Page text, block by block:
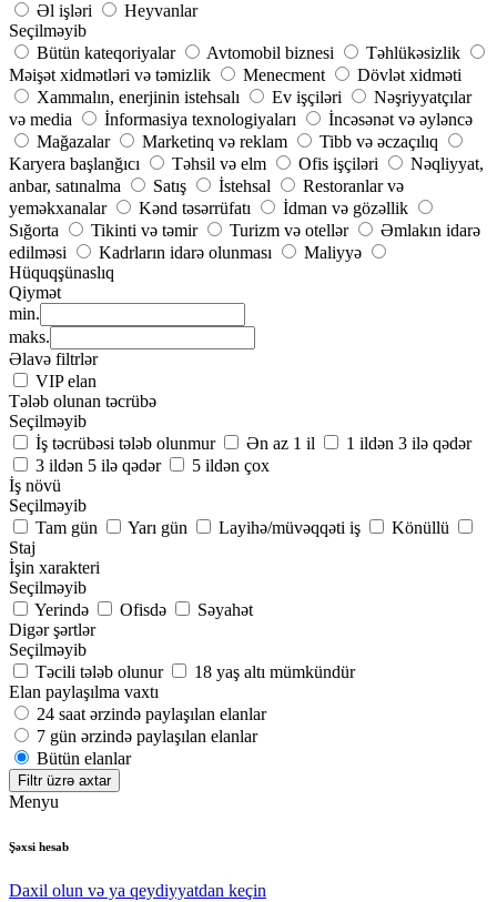
Əl işləri
Heyvanlar
Seçilməyib
Bütün kateqoriyalar
Avtomobil biznesi
Təhlükəsizlik
Məişət xidmətləri və təmizlik
Menecment
Dövlət xidməti
Xammalın, enerjinin istehsalı
Ev işçiləri
Nəşriyyatçılar
və media
İnformasiya texnologiyaları
İncəsənət və əyləncə
Mağazalar
Marketinq və reklam
Tibb və əczaçılıq
Karyera başlanğıcı
Təhsil və elm Ofis işçiləri
Nəqliyyat,
anbar, satınalma
Satış İstehsal
Restoranlar və
yeməkxanalar
Kənd təsərrüfatı
İdman və gözəllik
Sığorta
Tikinti və təmir Turizm və otellər
Əmlakın idarə
edilməsi
Kadrların idarə olunması
Maliyyə
Hüquqşünaslıq
Qiymət
min.
maks.
Əlavə filtrlər
VIP elan
Tələb olunan təcrübə
Seçilməyib
İş təcrübəsi tələb olunmur
Ən az 1 il
1 ildən 3 ilə qədər
3 ildən 5 ilə qədər
5 ildən çox
İş növü
Seçilməyib
Tam gün
Yarı gün Layihə/müvəqqəti iş
Könüllü
Staj
İşin xarakteri
Seçilməyib
Yerində
Ofisdə
Səyahət
Digər şərtlər
Seçilməyib
Təcili tələb olunur
18 yaş altı mümkündür
Elan paylaşılma vaxtı
24 saat ərzində paylaşılan elanlar
7 gün ərzində paylaşılan elanlar
Bütün elanlar
Filtr üzrə axtar
Menyu
Şəxsi hesab
Daxil olun və ya qeydiyyatdan keçin